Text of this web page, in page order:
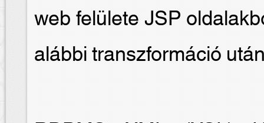
web felülete JSP
alábbi transzformáció